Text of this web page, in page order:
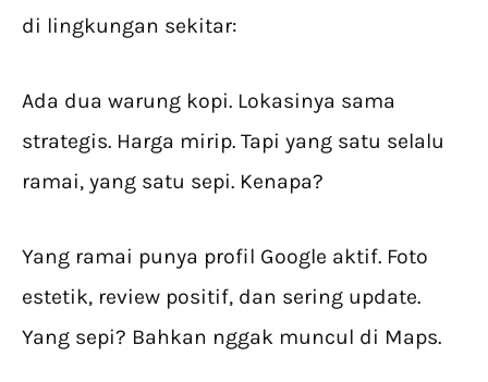
di lingkungan sekitar:
Ada dua warung kopi. Lokasinya sama
strategis. Harga mirip. Tapi yang satu selalu
ramai, yang satu sepi. Kenapa?
Yang ramai punya profil Google aktif. Foto
estetik, review positif, dan sering update.
Yang sepi? Bahkan nggak muncul di Maps.